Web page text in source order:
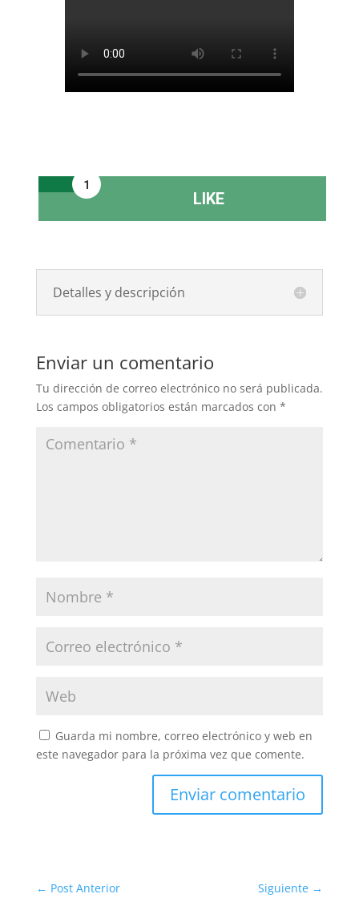
1
LIKE
Detalles y descripción
Enviar un comentario
Tu dirección de correo electrónico no será publicada.
Los campos obligatorios están marcados con *
Guarda mi nombre, correo electrónico y web en
este navegador para la próxima vez que comente.
Enviar comentario
← Post Anterior Siguiente →